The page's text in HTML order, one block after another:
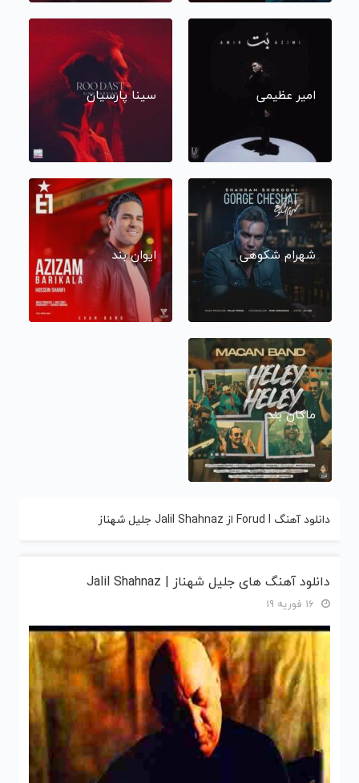
امیر عظیمی سینا پارسیان
شهرام شکوهی ایوان بند
ماکان بند
دانلود آهنگ Forud I از Jalil Shahnaz جلیل شهناز
دانلود آهنگ های جلیل شهناز | Jalil Shahnaz